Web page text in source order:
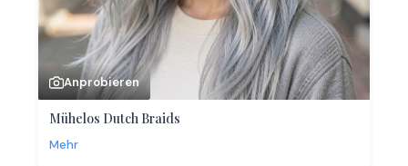
Anprobieren
Mühelos Dutch Braids
Mehr